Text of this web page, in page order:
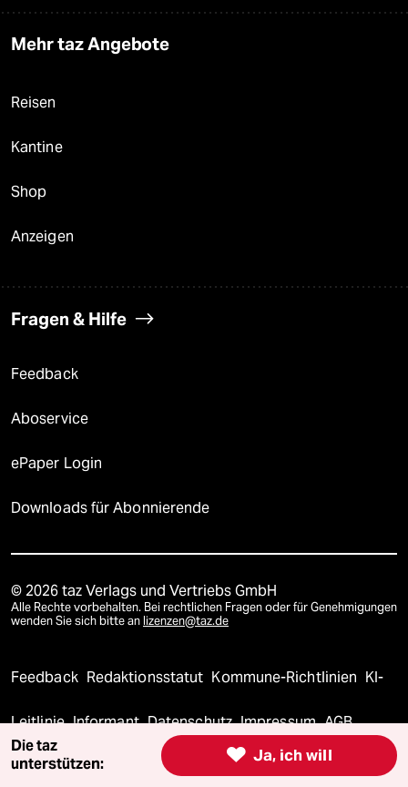
Mehr taz Angebote
Reisen
Kantine
Shop
Anzeigen
Fragen & Hilfe
Feedback
Aboservice
ePaper Login
Downloads für Abonnierende
© 2026 taz Verlags und Vertriebs GmbH
Alle Rechte vorbehalten. Bei rechtlichen Fragen oder für Genehmigungen
wenden Sie sich bitte an lizenzen@taz.de
Feedback Redaktionsstatut Kommune-Richtlinien KI-
Leitlinie Informant Datenschutz Impressum AGB
Seitenwende Einwilligungen widerrufen (Ads)
 Ja, ich will
Die taz
unterstützen: